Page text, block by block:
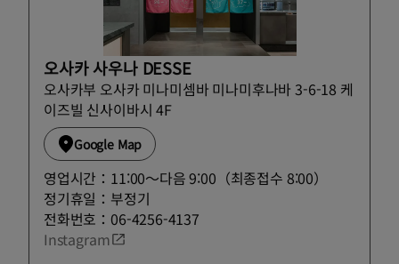
오사카 사우나 DESSE
오사카부 오사카 미나미셈바 미나미후나바 3-6-18 케
이즈빌 신사이바시 4F
Google Map
영업시간：11:00～다음 9:00（최종접수 8:00）
정기휴일：부정기
전화번호：06-4256-4137
Instagram